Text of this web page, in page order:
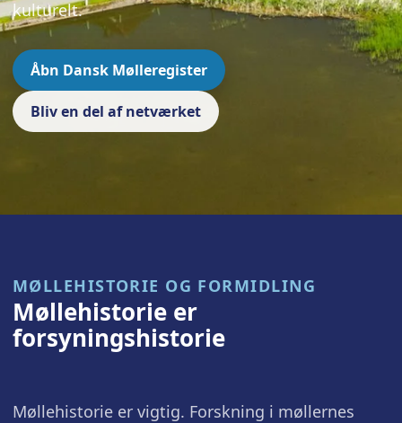
kulturelt.
Åbn Dansk Mølleregister
Bliv en del af netværket
MØLLEHISTORIE OG FORMIDLING
Møllehistorie er
forsyningshistorie
Møllehistorie er vigtig. Forskning i møllernes